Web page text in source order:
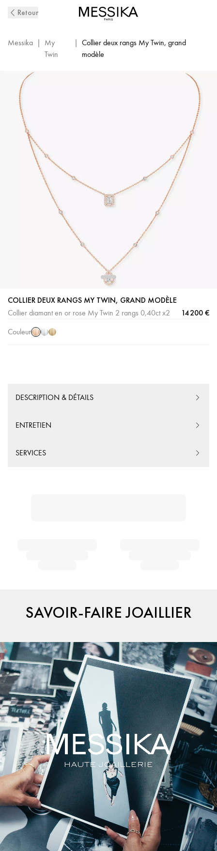
Diamant
Rangs
Messika
Retour
Messika |
My
Twin
| Collier deux rangs My Twin, grand
modèle
COLLIER DEUX RANGS MY TWIN, GRAND MODÈLE
Collier diamant en or rose My Twin 2 rangs 0,40ct x2 14 200 €
Couleur
Rose
Or
Blanc
Or
Jaune
DESCRIPTION & DÉTAILS
ENTRETIEN
SERVICES
SAVOIR-FAIRE JOAILLIER